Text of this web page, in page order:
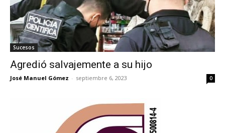
Sucesos
Agredió salvajemente a su hijo
José Manuel Gómez - septiembre 6, 2023 0